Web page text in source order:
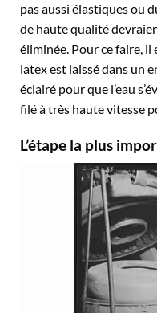
pas aussi élastiques ou
de haute qualité
éliminée. Pour ce faire,
latex est laissé dans un
éclairé pour que l’eau
filé à très haute vitesse
L’étape la plus